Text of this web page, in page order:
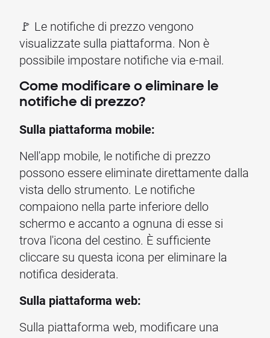
🚩 Le notifiche di prezzo vengono
visualizzate sulla piattaforma. Non è
possibile impostare notifiche via e-mail.
Come modificare o eliminare le
notifiche di prezzo?
Sulla piattaforma mobile:
Nell'app mobile, le notifiche di prezzo
possono essere eliminate direttamente dalla
vista dello strumento. Le notifiche
compaiono nella parte inferiore dello
schermo e accanto a ognuna di esse si
trova l'icona del cestino. È sufficiente
cliccare su questa icona per eliminare la
notifica desiderata.
Sulla piattaforma web:
Sulla piattaforma web, modificare una